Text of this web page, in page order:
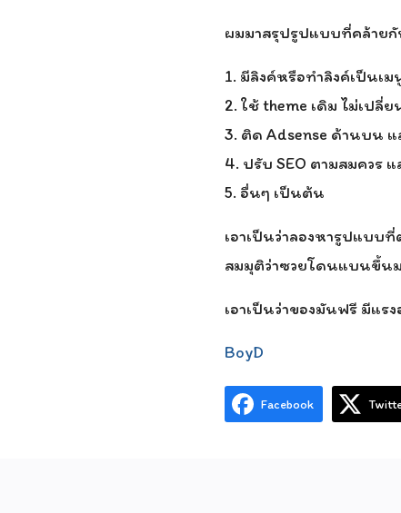
ผมมาสรุปรูปแบบที่คล้าย
1. มีลิงค์หรือทำลิงค์เป็นเ
2. ใช้ theme เดิม ไม่เปลี่
3. ติด Adsense ด้านบน
4. ปรับ SEO ตามสมควร
5. อื่นๆ เป็นต้น
เอาเป็นว่าลองหารูปแบบ
สมมุติว่าซวยโดนแบนขึ้นม
เอาเป็นว่าของมันฟรี มีแร
BoyD
Facebook